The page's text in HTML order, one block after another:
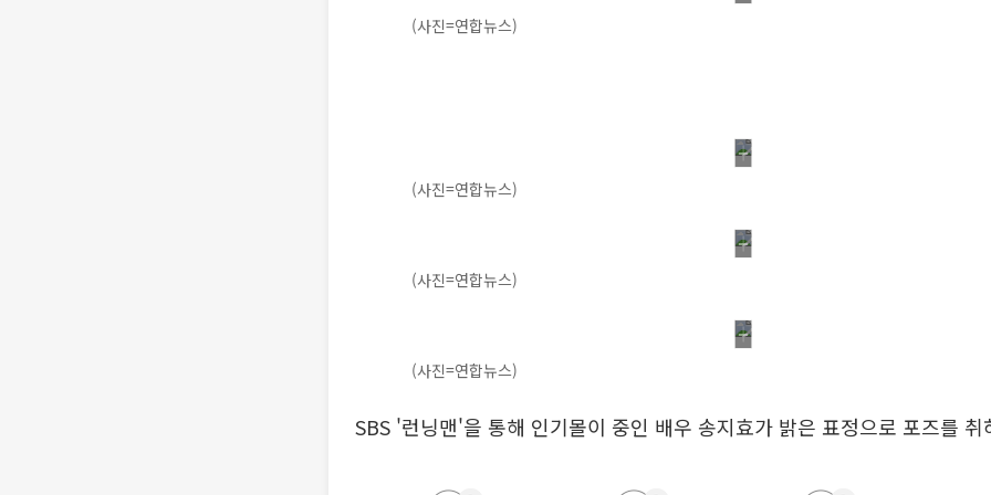
(사진=연합뉴스)
(사진=연합뉴스)
(사진=연합뉴스)
(사진=연합뉴스)
SBS '런닝맨'을 통해 인기몰이 중인 배우 송지효가 밝은 표정으로 포즈를 취